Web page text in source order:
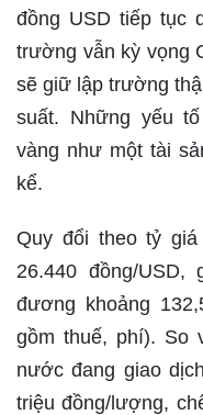
đồng USD tiếp tục
trường vẫn kỳ vọng
sẽ giữ lập trường
suất. Những yếu
vàng như một tài
kể.
Quy đổi theo tỷ
26.440 đồng/
đương khoảng
gồm thuế, phí). So
nước đang giao
triệu đồng/lượng,